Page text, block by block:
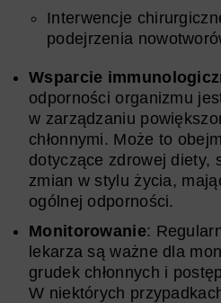
Interwencje
podejrzenia
Wsparcie
odporności organizmu
w zarządzaniu
chłonnymi. Może to
dotyczące zdrowej diety,
zmian w stylu życia,
ogólnej odporności.
Monitorowanie:
lekarza są ważne dla
grudek chłonnych i
W niektórych